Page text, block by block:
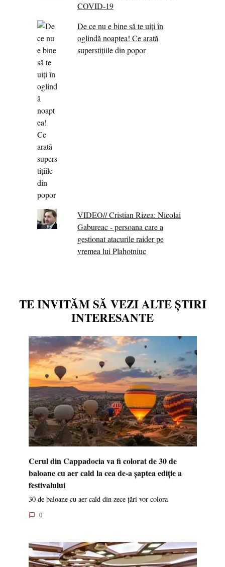
COVID-19
De ce nu e bine să te uiți în
oglindă noaptea! Ce arată
superstițiile din popor
VIDEO// Cristian Rizea: Nicolai
Gabureac - persoana care a
gestionat atacurile raider pe
vremea lui Plahotniuc
TE INVITĂM SĂ VEZI ALTE ȘTIRI
INTERESANTE
Cerul din Cappadocia va fi colorat de 30 de
baloane cu aer cald la cea de-a șaptea ediție a
festivalului
30 de baloane cu aer cald din zece țări vor colora
0